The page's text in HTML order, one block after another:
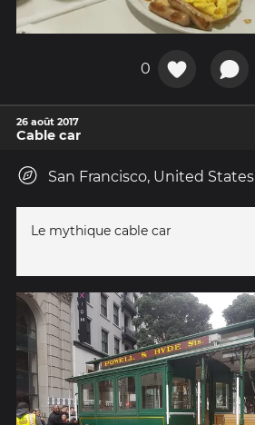
0
26 août 2017
Cable car
San Francisco, United States
Le mythique cable car